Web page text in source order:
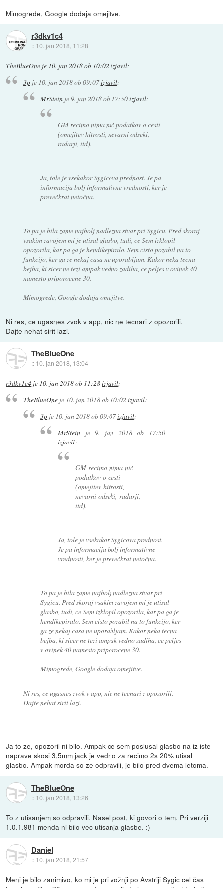
Mimogrede, Google dodaja omejitve.
r3dkv1c4
:: 10. jan 2018, 11:28
TheBlueOne je 10. jan 2018 ob 10:02 izjavil:
3pje 10. jan 2018 ob 09:07izjavil:
MrStein je9. jan 2018 ob 17:50izjavil:
GM recimo nima nič podatkov o cesti
(omejitev hitrosti, nevarni odseki,
radarji, itd).
Ja, tole je vsekakor Sygicova prednost. Je pa
informacija bolj informativne vrednosti, ker je
prevečkrat netočna.
To pa je bila zame najbolj nadlezna stvar pri Sygicu. Pred skoraj
vsakim zavojem mi je utisal glasbo, tudi, ce Sem izklopil
opozorila, kar pa ga je hendikepiralo. Sem cisto pozabil na to
funkcijo, ker ga ze nekaj casa ne uporabljam. Kakor neka tecna
bejba, ki sicer ne tezi ampak vedno zadiha, ce peljes v ovinek 40
namesto priporocene 30.
Mimogrede, Google dodaja omejitve.
Ni res, ce ugasnes zvok v app, nic ne tecnari z opozorili.
Dajte nehat sirit lazi.
TheBlueOne
:: 10. jan 2018, 13:04
r3dkv1c4 je 10. jan 2018 ob 11:28izjavil:
TheBlueOneje 10. jan 2018 ob 10:02 izjavil:
3p je 10. jan 2018 ob 09:07izjavil:
MrSteinje9. jan 2018 ob 17:50
izjavil:
GM recimo nima nič
podatkov o cesti
(omejitev hitrosti,
nevarni odseki, radarji,
itd).
Ja, tole je vsekakor Sygicova prednost.
Je pa informacija bolj informativne
vrednosti, ker je prevečkrat netočna.
To pa je bila zame najbolj nadlezna stvar pri
Sygicu. Pred skoraj vsakim zavojem mi je utisal
glasbo, tudi, ce Sem izklopil opozorila, kar pa ga je
hendikepiralo. Sem cisto pozabil na to funkcijo, ker
ga ze nekaj casa ne uporabljam. Kakor neka tecna
bejba, ki sicer ne tezi ampak vedno zadiha, ce peljes
v ovinek 40 namesto priporocene 30.
Mimogrede, Google dodaja omejitve.
Ni res, ce ugasnes zvok v app, nic ne tecnari z opozorili.
Dajte nehat sirit lazi.
Ja to ze, opozoril ni bilo. Ampak ce sem poslusal glasbo na iz iste
naprave skosi 3,5mm jack je vedno za recimo 2s 20% utisal
glasbo. Ampak morda so ze odpravili, je bilo pred dvema letoma.
TheBlueOne
:: 10. jan 2018, 13:26
To z utisanjem so odpravili. Nasel post, ki govori o tem. Pri verziji
1.0.1.981 menda ni bilo vec utisanja glasbe. :)
Daniel
:: 10. jan 2018, 21:57
Meni je bilo zanimivo, ko mi je pri vožnji po Avstriji Sygic cel čas